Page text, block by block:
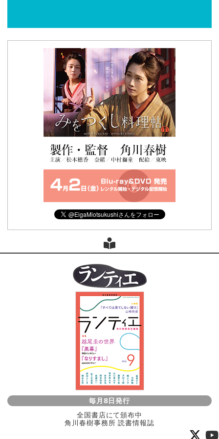
毎月8日発行
全国書店にて頒布中
角川春樹事務所 読書情報誌